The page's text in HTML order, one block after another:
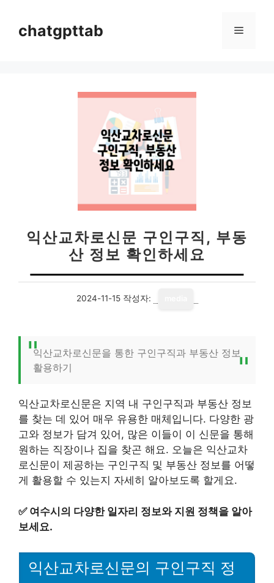
chatgpttab 메
익산교차로신문 구인구직, 부동
산 정보 확인하세요
2024-11-15 작성자:
익산교차로신문을 통한 구인구직과 부동산 정보
활용하기
익산교차로신문은 지역 내 구인구직과 부동산 정보
를 찾는 데 있어 매우 유용한 매체입니다. 다양한 광
고와 정보가 담겨 있어, 많은 이들이 이 신문을 통해
원하는 직장이나 집을 찾곤 해요. 오늘은 익산교차
로신문이 제공하는 구인구직 및 부동산 정보를 어떻
게 활용할 수 있는지 자세히 알아보도록 할게요.
✅ 여수시의 다양한 일자리 정보와 지원 정책을 알아
보세요.
익산교차로신문의 구인구직 정